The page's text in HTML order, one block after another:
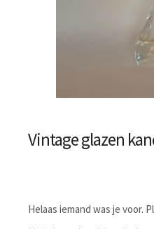
Vintage glazen
Helaas iemand was je voor.